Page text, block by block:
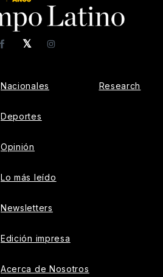
𝕏
FacebookInstagram
Nacionales
Deportes
Opinión
Lo más leído
Newsletters
Edición impresa
Acerca de Nosotros
Research